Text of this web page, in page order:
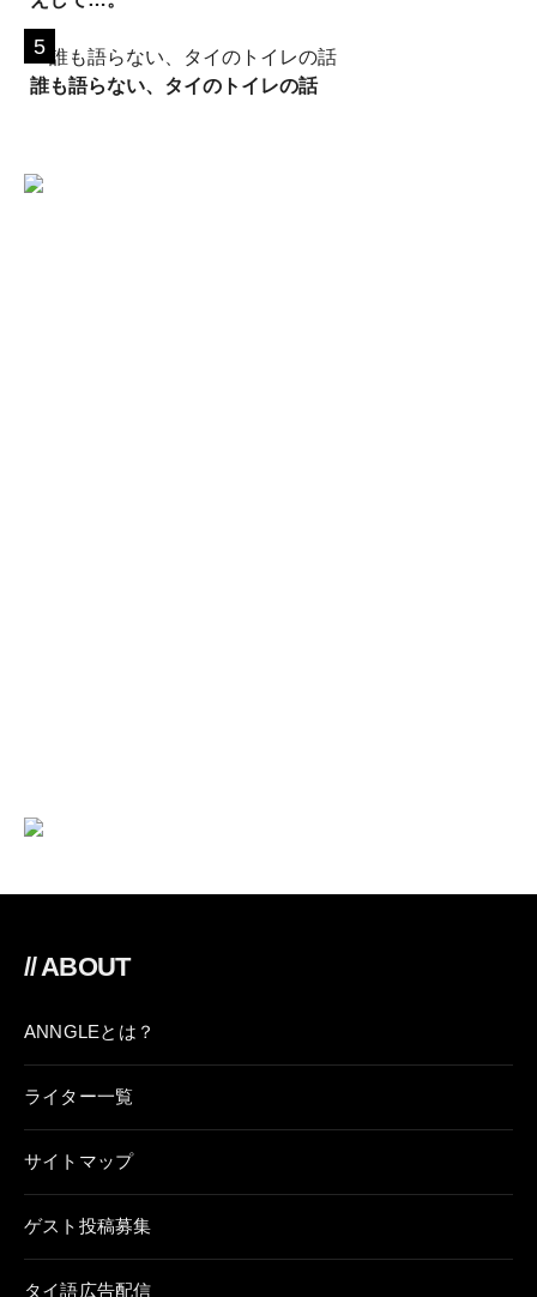
誰も語らない、タイのトイレの話
// ABOUT
ANNGLEとは？
ライター一覧
サイトマップ
ゲスト投稿募集
タイ語広告配信